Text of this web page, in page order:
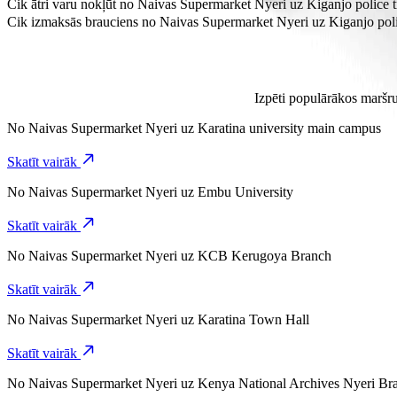
Kiganjo police training college ir aptuveni 10,1 km attālumā no
Cik ātri varu nokļūt no Naivas Supermarket Nyeri uz Kiganjo police
Braucot no Naivas Supermarket Nyeri uz Kiganjo police training
Cik izmaksās brauciens no Naivas Supermarket Nyeri uz Kiganjo
Brauciena cena no Naivas Supermarket Nyeri uz Kiganjo police
Izpēti populārākos
No Naivas Supermarket Nyeri uz Karatina university main campus
Skatīt vairāk
No Naivas Supermarket Nyeri uz Embu University
Skatīt vairāk
No Naivas Supermarket Nyeri uz KCB Kerugoya Branch
Skatīt vairāk
No Naivas Supermarket Nyeri uz Karatina Town Hall
Skatīt vairāk
No Naivas Supermarket Nyeri uz Kenya National Archives Nyeri